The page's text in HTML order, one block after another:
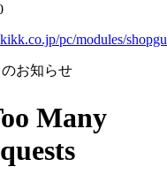
pc/modules/
お知らせ